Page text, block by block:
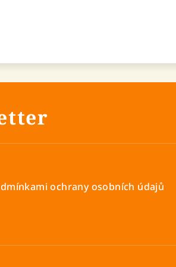
ochrany osobních údajů